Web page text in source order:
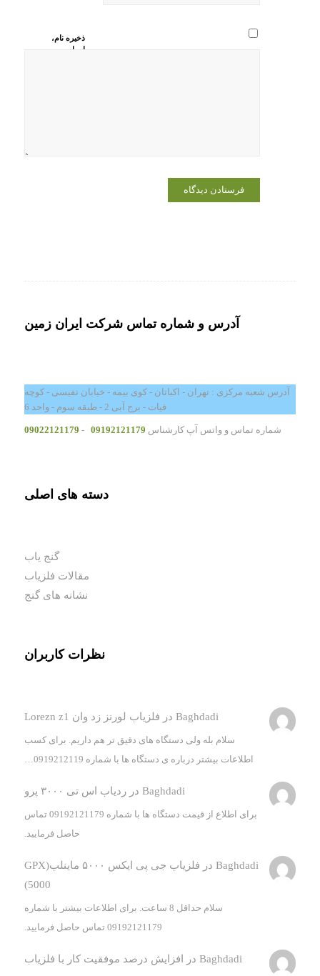
ذخیره نام،
ایمیل و
آدرس و شماره تماس شرکت ایران زمین
آدرس شعبه مرکزی : تهران - اکباتان - کوی بیمه - خیابان نفیسی - کوچه
فیات - برج آبی 2 - طبقه سوم - واحد 6
شماره تماس و واتس آپ کارشناس 09192121179
-
09022121179
دسته های اصلی
گنج یاب
مقالات فلزیاب
نشانه های گنج
نظرات کاربران
Baghdadi در فلزیاب لورنز زد وان Lorezn z1
سلام بله ولی دستگاه های دقیق تر هم داریم. برای کسب
اطلاعات بیشتر درباره ی دستگاه ها با شماره 0919212119…
Baghdadi درردیاب اس تی ۳۰۰۰ پرو
برای اطلاع از قیمت دستگاه ها با شماره 09192121179 تماس
حاصل فرمایید.
Baghdadi در
فلزیاب جی پی ایکس ۵۰۰۰ ماینلب(GPX
5000)
سلام حداقل 8 ساعت. برای اطلاعات بیشتر با شماره
09192121179 تماس حاصل فرمایید.
Baghdadi در افزایش درصد موفقیت کار با فلزیاب